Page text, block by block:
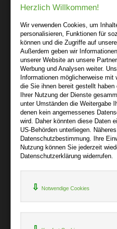
Wir sind gerne für Sie
Über bibli-buch.de
+
AGB
Impressum
Widerruf
Datenschutz
Hilfe
+
Herzlich Willkommen!
Wir verwenden Cookies, um
personalisieren, Funktionen für
können und die Zugriffe auf
Außerdem geben wir
unserer Website an unsere
Werbung und Analysen weiter.
Informationen möglicherweise
die Sie ihnen bereit gestellt
Ihrer Nutzung der Dienste
unter Umständen die Weitergabe
denen kein angemessenes
wird. Daher könnten diese Daten
US-Behörden unterliegen.
Datenschutzbestimmung. Ihre
Nutzung können Sie jederzeit
Datenschutzerklärung widerrufen.
Notwendige Cookies